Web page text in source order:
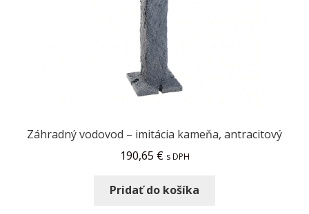
Záhradný vodovod – imitácia kameňa, antracitový
190,65 € s DPH
Pridať do košíka